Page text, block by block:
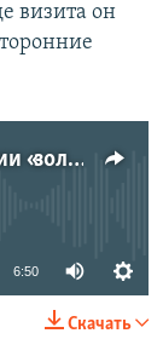
визита он
Станет ли Виктор Орбан для Грузии «золотым ключиком» в Евросоюз?
6:50
Скачать